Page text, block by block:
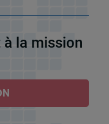
à la mission